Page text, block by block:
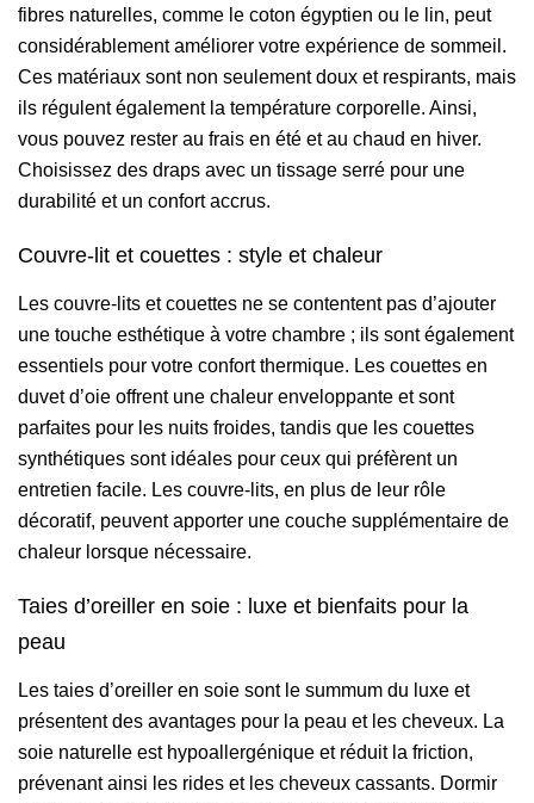
fibres naturelles, comme le coton égyptien ou le lin, peut
considérablement améliorer votre expérience de sommeil.
Ces matériaux sont non seulement doux et respirants, mais
ils régulent également la température corporelle. Ainsi,
vous pouvez rester au frais en été et au chaud en hiver.
Choisissez des draps avec un tissage serré pour une
durabilité et un confort accrus.
Couvre-lit et couettes : style et chaleur
Les couvre-lits et couettes ne se contentent pas d’ajouter
une touche esthétique à votre chambre ; ils sont également
essentiels pour votre confort thermique. Les couettes en
duvet d’oie offrent une chaleur enveloppante et sont
parfaites pour les nuits froides, tandis que les couettes
synthétiques sont idéales pour ceux qui préfèrent un
entretien facile. Les couvre-lits, en plus de leur rôle
décoratif, peuvent apporter une couche supplémentaire de
chaleur lorsque nécessaire.
Taies d’oreiller en soie : luxe et bienfaits pour la
peau
Les taies d’oreiller en soie sont le summum du luxe et
présentent des avantages pour la peau et les cheveux. La
soie naturelle est hypoallergénique et réduit la friction,
prévenant ainsi les rides et les cheveux cassants. Dormir